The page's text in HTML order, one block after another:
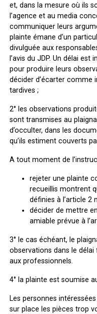
et, dans la mesure où ils
l’agence et au media
communiquer leurs
plainte émane d’un
divulguée aux
l’avis du JDP. Un délai
pour produire leurs
décider d’écarter comme
tardives ;
2° les observations
sont transmises au
d’occulter, dans les
qu’ils estiment couverts
A tout moment de
rejeter une plainte
recueillis montrent
définies à l’article 2
décider de mettre
amiable prévue à
3° le cas échéant, le
observations dans le
aux professionnels.
4° la plainte est soumise
Les personnes
sur place les pièces trop